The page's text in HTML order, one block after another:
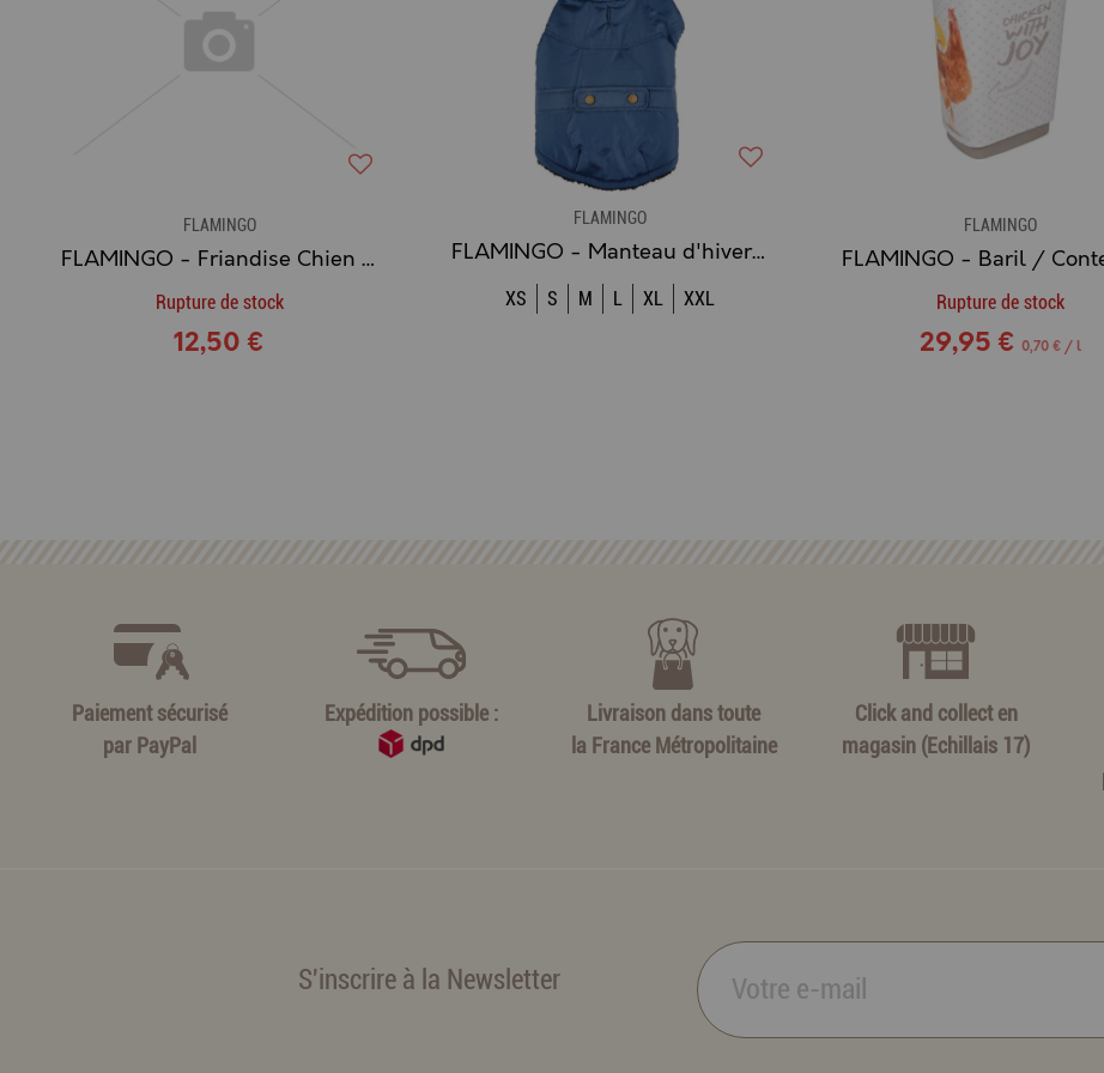
FLAMINGO
FLAMINGO - Friandise Chien Tibia Charnu
Rupture de stock
12,50 €
FLAMINGO
FLAMINGO - Manteau d'hiver Chien Sabi (bleu)
XS S M L XL XXL
FLAMINGO
Rupture de stock
29,95 € 0,70 € / l
Paiement sécurisé
par PayPal
Expédition possible :
Livraison dans toute
la France Métropolitaine
Click and collect en
magasin (Echillais 17)
S'inscrire à la Newsletter